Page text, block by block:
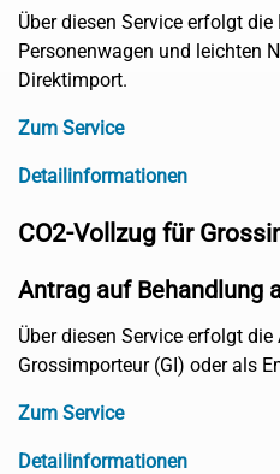
Über diesen Service erfolgt
Personenwagen und leichten
Direktimport.
Zum Service
Detailinformationen
CO2-Vollzug für
Antrag auf Behandlung
Über diesen Service erfolgt
Grossimporteur (GI) oder als
Zum Service
Detailinformationen